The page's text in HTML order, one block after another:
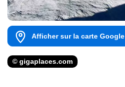
Afficher sur la carte Google
© gigaplaces.com